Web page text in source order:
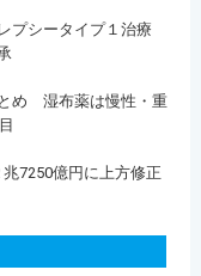
プシータイプ１治療
め 湿布薬は慢性・重
7250億円に上方修正